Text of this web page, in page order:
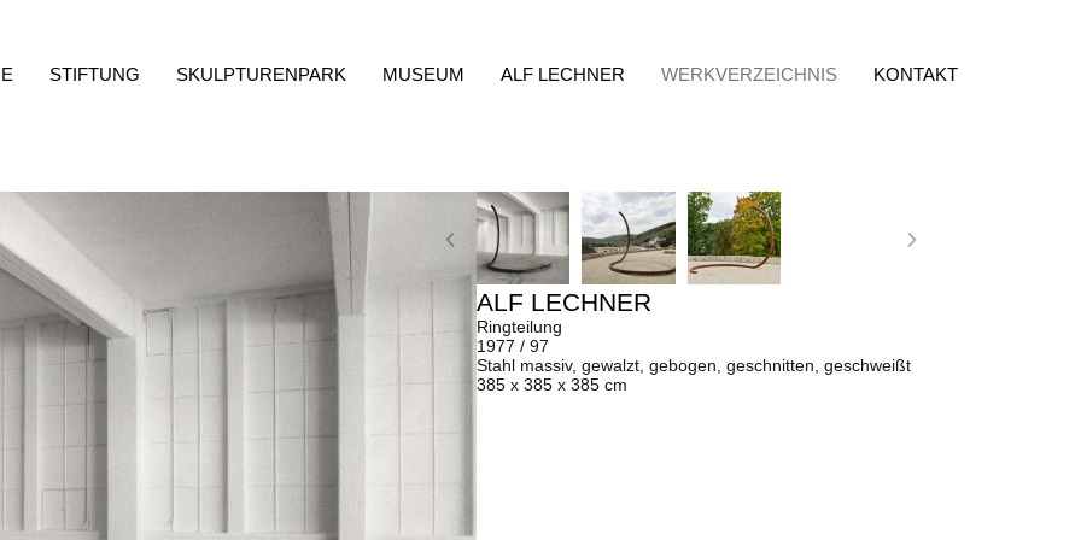
STIFTUNG SKULPTURENPARK MUSEUM ALF LECHNER WERKVERZEICHNIS KONTAKT
ALF LECHNER
Ringteilung
1977 / 97
Stahl massiv, gewalzt, gebogen, geschnitten, geschweißt
385 x 385 x 385 cm